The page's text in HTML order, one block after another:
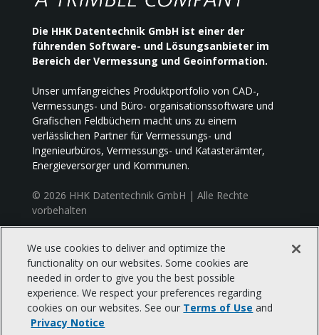
Die HHK Datentechnik GmbH ist einer der
führenden Software- und Lösungsanbieter im
Bereich der Vermessung und Geoinformation.
Unser umfangreiches Produktportfolio von CAD-,
Vermessungs- und Büro- organisationssoftware und
Grafischen Feldbüchern macht uns zu einem
verlässlichen Partner für Vermessungs- und
Ingenieurbüros, Vermessungs- und Katasterämter,
Energieversorger und Kommunen.
© 2026 HHK Datentechnik GmbH | Alle Rechte
vorbehalten
HHK Datentechnik GmbH, Hamburger Straße 277
38114 Braunschweig
Tel: +49 (0) 531 2881-0 | Fax: +49 (0) 531 2881-111
Mail: braunschweig_info@trimble.com
Impressum
We use cookies to deliver and optimize the
functionality on our websites. Some cookies are
needed in order to give you the best possible
experience. We respect your preferences regarding
cookies on our websites. See our Terms of Use and
Privacy Notice